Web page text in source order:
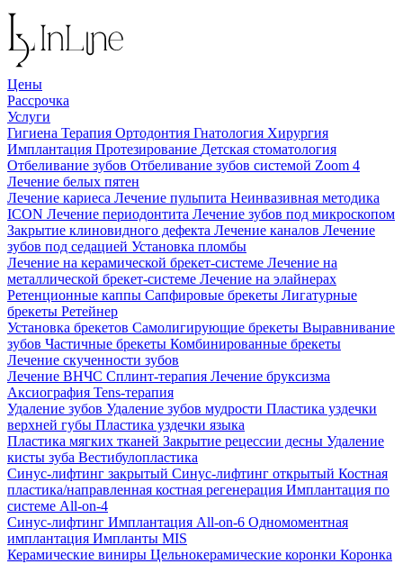
Цены
Рассрочка
Услуги
Гигиена Терапия Ортодонтия Гнатология Хирургия
Имплантация Протезирование Детская стоматология
Отбеливание зубов Отбеливание зубов системой Zoom 4
Лечение белых пятен
Лечение кариеса Лечение пульпита Неинвазивная методика
ICON Лечение периодонтита Лечение зубов под микроскопом
Закрытие клиновидного дефекта Лечение каналов Лечение
зубов под седацией Установка пломбы
Лечение на керамической брекет-системе Лечение на
металлической брекет-системе Лечение на элайнерах
Ретенционные каппы Сапфировые брекеты Лигатурные
брекеты Ретейнер
Установка брекетов Самолигирующие брекеты Выравнивание
зубов Частичные брекеты Комбинированные брекеты
Лечение скученности зубов
Лечение ВНЧС Сплинт-терапия Лечение бруксизма
Аксиография Tens-терапия
Удаление зубов Удаление зубов мудрости Пластика уздечки
верхней губы Пластика уздечки языка
Пластика мягких тканей Закрытие рецессии десны Удаление
кисты зуба Вестибулопластика
Синус-лифтинг закрытый Синус-лифтинг открытый Костная
пластика/направленная костная регенерация Имплантация по
системе All-on-4
Синус-лифтинг Имплантация All-on-6 Одномоментная
имплантация Импланты MIS
Керамические виниры Цельнокерамические коронки Коронка